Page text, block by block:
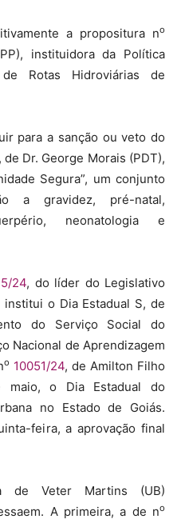
a propositura no
instituidora da Política
Rotas Hidroviárias de
para a sanção ou veto do
de Dr. George Morais (PDT),
Segura”, um conjunto
a gravidez, pré-natal,
neonatologia e
24, do líder do Legislativo
o Dia Estadual S, de
do Serviço Social do
Nacional de Aprendizagem
o 10051/24, de Amilton Filho
maio, o Dia Estadual do
no Estado de Goiás.
feira, a aprovação final
de Veter Martins (UB)
A primeira, a de no